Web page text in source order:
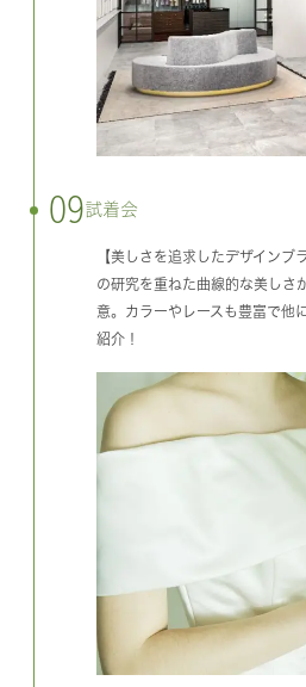
09試着会
【美しさを追求したデザイン
の研究を重ねた曲線的な美しさ
意。カラーやレースも豊富で他
紹介！